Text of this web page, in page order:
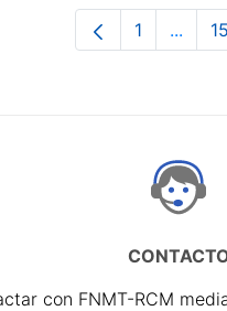
Página
1 ... 15
con FNMT-RCM